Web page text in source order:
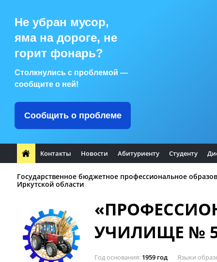
Не убран мусор,
яма на дороге, не
горит фонарь?
Столкнулись с проблемой —
сообщите о ней!
Сообщить о проблеме
Контакты Новости Абитуриенту Студенту
Государственное бюджетное профессиональное
Иркутской области
УЧИЛИЩЕ №
Год основания 1959 год Языки